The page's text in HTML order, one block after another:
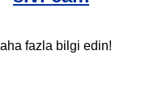
fazla bilgi edin!